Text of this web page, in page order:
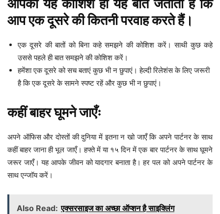
आपकी यह कोशिश ही यह बात जताती है कि
आप एक दूसरे की कितनी परवाह करते हैं।
एक दूसरे की बातों को बिना कहे समझने की कोशिश करें। साथी कुछ कहे
उससे पहले ही बात समझने की कोशिश करें।
हमेंशा एक दूसरे को सच बताएं कुछ भी न छुपाएं। हेल्दी रिलेशंस के लिए जरूरी
है कि एक दूसरे के सामने स्पष्ट रहें और कुछ भी न छुपाएं।
कहीं बाहर घूमने जाएँः
अपने ऑफिस और दोस्तों की दुनिया में इतना न खो जाएँ कि अपने पार्टनर के साथ
कहीं बाहर जाना ही भूल जाएँ। हफ्ते में या १५ दिन में एक बार पार्टनर के साथ घूमने
जरूर जाएँ। यह आपके जीवन को यादगार बनाता है। हर पल को अपने पार्टनर के
साथ एन्जॉय करें।
Also Read: एक्सरसाइज का अच्छा ऑप्शन है साइक्लिंग